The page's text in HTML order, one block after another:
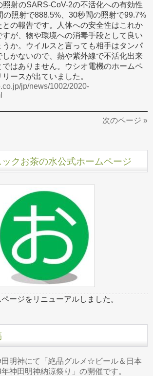
照射のSARS-CoV-2の不活化への有効性
の照射で888.5%、30秒間の照射で99.7%
の報告です。人体への安全性はこれか
すが、物や環境への消毒手段として良い
か。ウイルスと言っても相手はタンパ
しかないので、熱や紫外線で不活化出来
ではありません。ウシオ電機のホームペ
ースが出ていました。
jp/news/1002/2020-
次のページ »
クお茶の水公式ホームページ
ージをリニューアルしました。
田明神にて「絶品グルメ☆ビール＆日本
神田明神納涼祭り」の開催です。